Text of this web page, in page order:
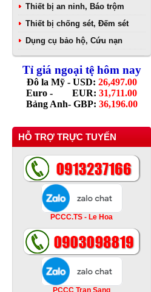
Thiết bị an ninh, Báo trộm
Thiết bị chống sét, Đếm sét
Dụng cụ bảo hộ, Cứu nạn
Tỉ giá ngoại tệ hôm nay
Đô la Mỹ - USD: 26,497.00
Euro - EUR: 31,711.00
Bảng Anh- GBP: 36,196.00
HỖ TRỢ TRỰC TUYẾN
PCCC.TS - Le Hoa
PCCC Tran Sang